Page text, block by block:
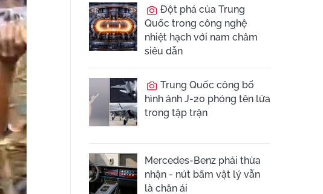
Đột phá của Trung
Quốc trong công nghệ
nhiệt hạch với nam châm
siêu dẫn
Trung Quốc công bố
hình ảnh J-20 phóng tên lửa
trong tập trận
Mercedes-Benz phải thừa
nhận - nút bấm vật lý vẫn
là chân ái